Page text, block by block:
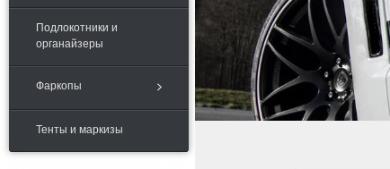
Подлокотники и
органайзеры
Фаркопы
Тенты и маркизы